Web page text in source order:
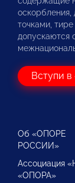
оскорбления,
точками,
допускаются
Вступи
Об «ОПОРЕ
РОССИИ»
Ассоциация
«ОПОРА»